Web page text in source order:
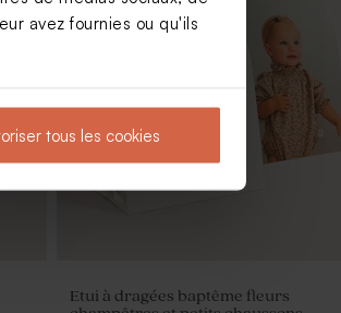
avez fournies ou qu'ils
tous les cookies
Dragées jaune velours baptême 1 kg (±
Etui à dragées baptême fleurs